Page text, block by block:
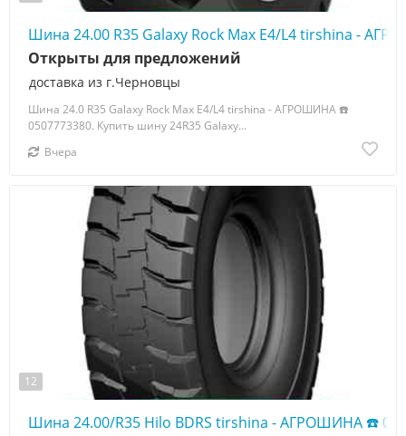
Шина 24.00 R35 Galaxy Rock Max E4/L4 tirshina -
доставка из г.Черновцы
Открыты для предложений
Шина 24.0 R35 Galaxy Rock Max E4/L4 tirshina - АГРОШИНА ☎️
0507773380. Купить шину 24R35 Galaxy...
Вчера
12
Шина 24.00/R35 Hilo BDRS tirshina - АГРОШИНА ☎️